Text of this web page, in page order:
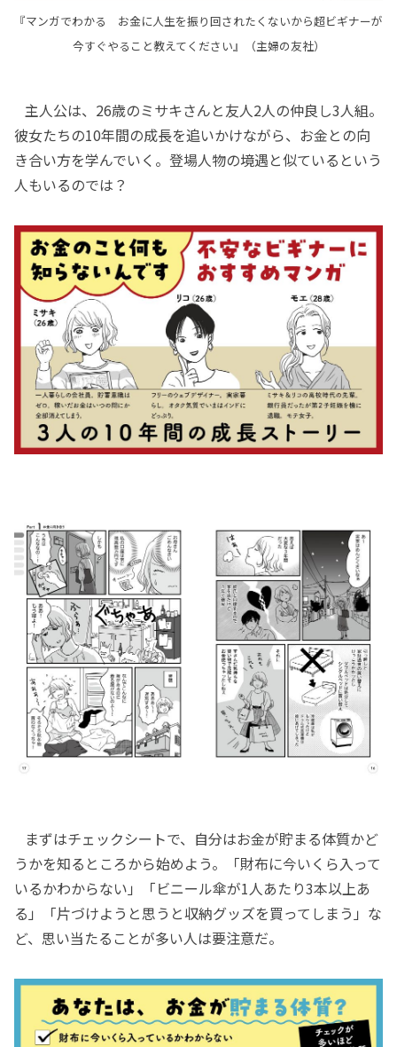
『マンガでわかる お金に人生を振り回されたくないから超ビギナーが
今すぐやること教えてください』（主婦の友社）
主人公は、26歳のミサキさんと友人2人の仲良し3人組。
彼女たちの10年間の成長を追いかけながら、お金との向
き合い方を学んでいく。登場人物の境遇と似ているという
人もいるのでは？
まずはチェックシートで、自分はお金が貯まる体質かど
うかを知るところから始めよう。「財布に今いくら入って
いるかわからない」「ビニール傘が1人あたり3本以上あ
る」「片づけようと思うと収納グッズを買ってしまう」な
ど、思い当たることが多い人は要注意だ。